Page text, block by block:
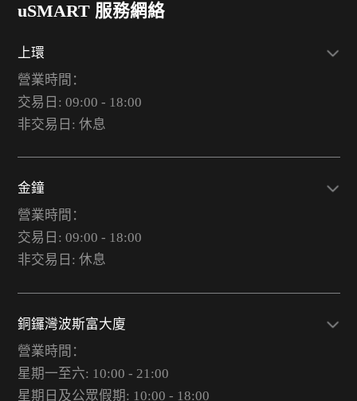
uSMART 服務網絡
上環
營業時間：
交易日: 09:00 - 18:00
非交易日: 休息
金鐘
營業時間：
交易日: 09:00 - 18:00
非交易日: 休息
銅鑼灣波斯富大廈
營業時間：
星期一至六: 10:00 - 21:00
星期日及公眾假期: 10:00 - 18:00